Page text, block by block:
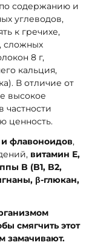
содержанию и
углеводов,
к гречихе,
сложных
8 г,
кальция,
В отличие от
высокое
частности
ценность.
флавоноидов,
витамин Е,
B (B1, B2,
β-глюкан,
смягчить этот
замачивают.